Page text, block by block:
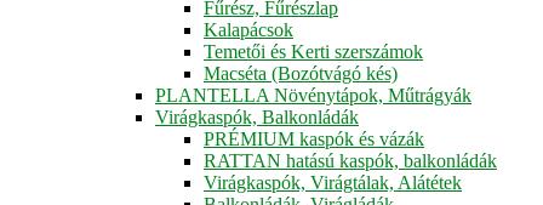
Fűrész, Fűrészlap
Kalapácsok
Temetői és Kerti szerszámok
Macséta (Bozótvágó kés)
PLANTELLA Növénytápok, Műtrágyák
Virágkaspók, Balkonládák
PRÉMIUM kaspók és vázák
RATTAN hatású kaspók, balkonládák
Virágkaspók, Virágtálak, Alátétek